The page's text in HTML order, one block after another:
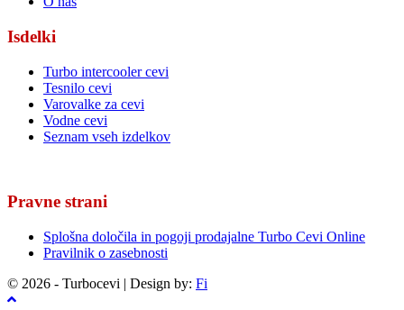
Isdelki
Turbo intercooler cevi
Tesnilo cevi
Varovalke za cevi
Vodne cevi
Seznam vseh izdelkov
Pravne strani
Splošna določila in pogoji prodajalne Turbo Cevi Online
Pravilnik o zasebnosti
© 2026 - Turbocevi | Design by: Fi